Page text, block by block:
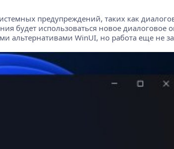
предупреждений, таких как
будет использоваться новое диалоговое
альтернативами WinUI, но работа еще не